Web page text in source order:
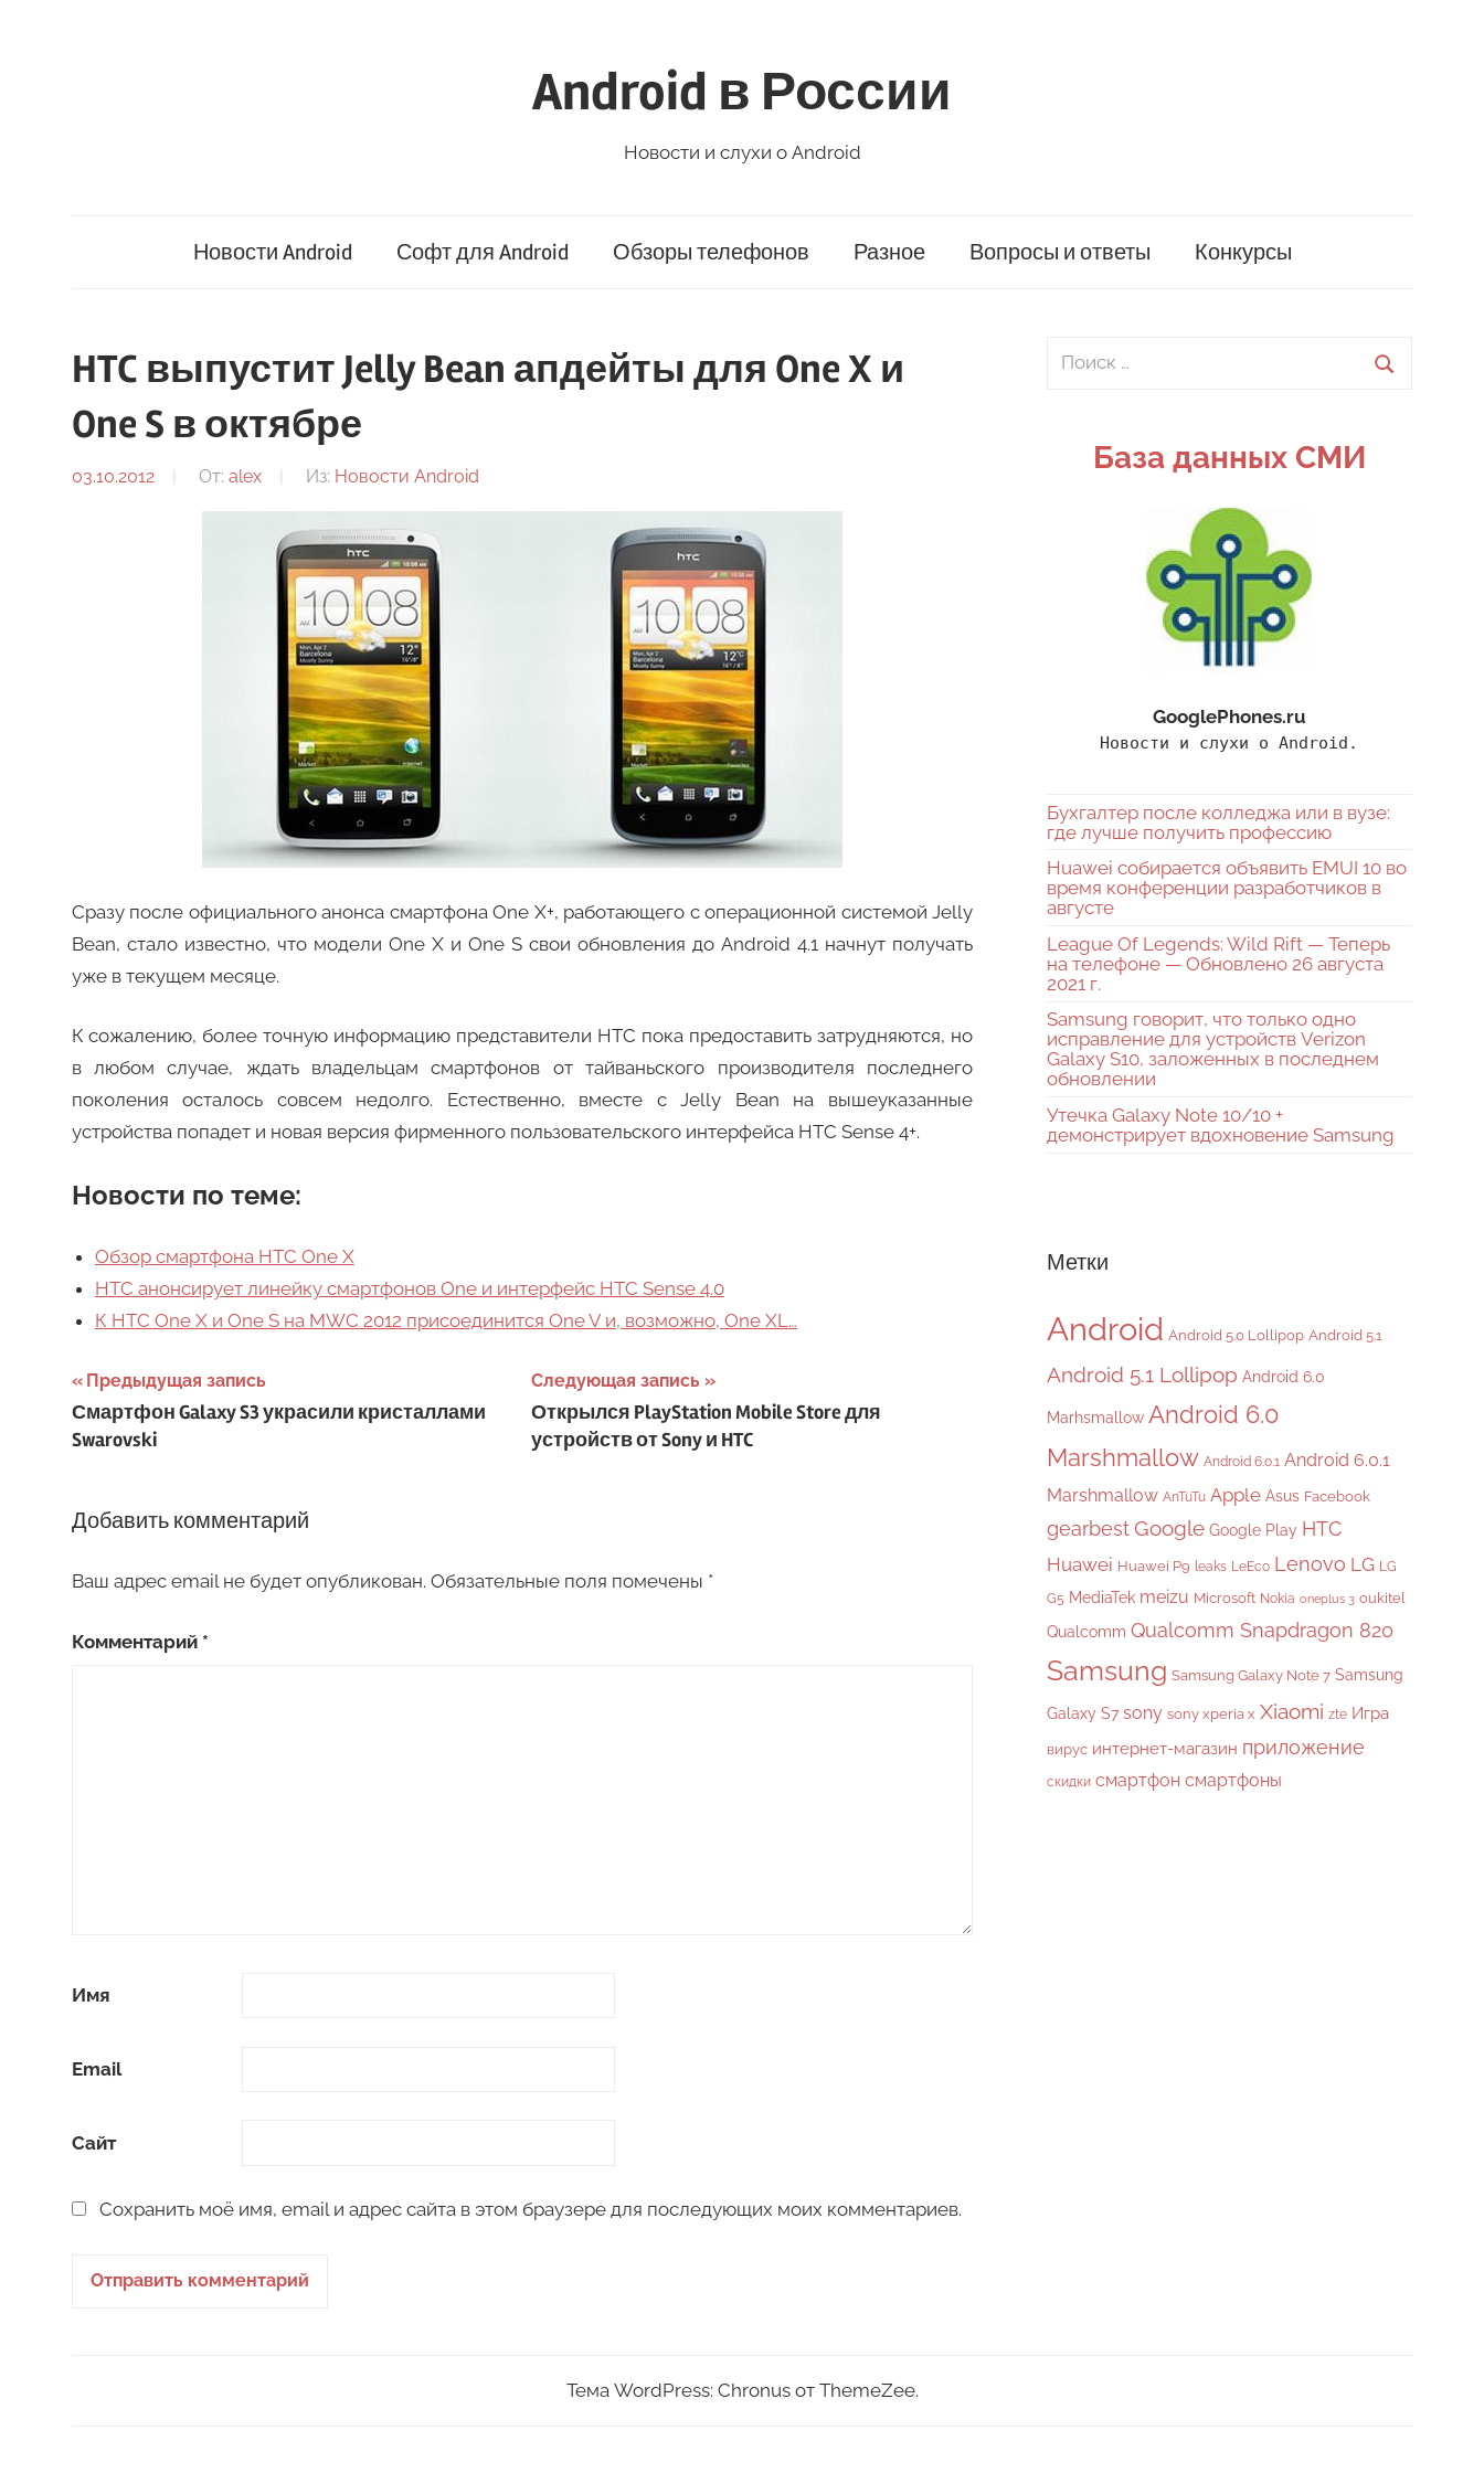
Android в России
Новости и слухи о Android
Новости Android Софт для Android Обзоры телефонов Разное Вопросы и ответы Конкурсы
HTC выпустит Jelly Bean апдейты для One X и
One S в октябре
03.10.2012 От: alex Из: Новости Android
Сразу после официального анонса смартфона One X+, работающего с операционной системой Jelly
Bean, стало известно, что модели One X и One S свои обновления до Android 4.1 начнут получать
уже в текущем месяце.
К сожалению, более точную информацию представители HTC пока предоставить затрудняются, но
в любом случае, ждать владельцам смартфонов от тайваньского производителя последнего
поколения осталось совсем недолго. Естественно, вместе с Jelly Bean на вышеуказанные
устройства попадет и новая версия фирменного пользовательского интерфейса HTC Sense 4+.
Новости по теме:
Обзор смартфона HTC One X
HTC анонсирует линейку смартфонов One и интерфейс HTC Sense 4.0
К HTC One X и One S на MWC 2012 присоединится One V и, возможно, One XL…
Навигация
по
Предыдущая запись
Смартфон Galaxy S3 украсили кристаллами
Swarovski
Следующая запись
Открылся PlayStation Mobile Store для
устройств от Sony и HTC
Добавить комментарий
Ваш адрес email не будет опубликован. Обязательные поля помечены *
Комментарий *
Имя
Email
Сайт
Сохранить моё имя, email и адрес сайта в этом браузере для последующих моих комментариев.
Поиск
База данных СМИ
GooglePhones.ru
Новости и слухи о Android.
Бухгалтер после колледжа или в вузе:
где лучше получить профессию
Huawei собирается объявить EMUI 10 во
время конференции разработчиков в
августе
League Of Legends: Wild Rift — Теперь
на телефоне — Обновлено 26 августа
2021 г.
Samsung говорит, что только одно
исправление для устройств Verizon
Galaxy S10, заложенных в последнем
обновлении
Утечка Galaxy Note 10/10 +
демонстрирует вдохновение Samsung
Метки
Android Android 5.0 Lollipop Android 5.1
Android 5.1 Lollipop Android 6.0
Marhsmallow Android 6.0
Marshmallow Android 6.0.1 Android 6.0.1
Marshmallow AnTuTu Apple Asus Facebook
gearbestGoogle Google Play HTC
Huawei Huawei P9 leaks LeEco Lenovo LG LG
G5 MediaTek meizu Microsoft Nokia oneplus 3 oukitel
Qualcomm Qualcomm Snapdragon 820
Samsung Samsung Galaxy Note 7 Samsung
Galaxy S7 sony sony xperia x Xiaomi zte Игра
вирус интернет-магазин приложение
скидки смартфон смартфоны
Тема WordPress: Chronus от ThemeZee.